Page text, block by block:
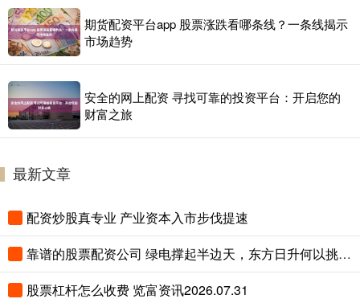
期货配资平台app 股票涨跌看哪条线？一条线揭示
市场趋势
安全的网上配资 寻找可靠的投资平台：开启您的
财富之旅
最新文章
配资炒股真专业 产业资本入市步伐提速
靠谱的股票配资公司 绿电撑起半边天，东方日升何以挑大梁？
股票杠杆怎么收费 览富资讯2026.07.31